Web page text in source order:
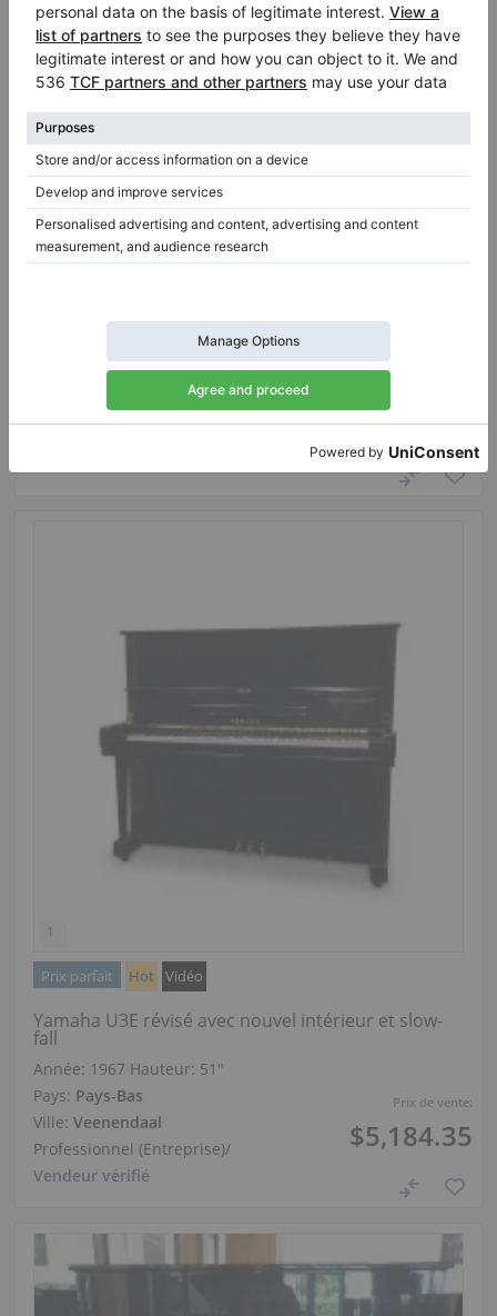
$5,184.35
Prix parfait Hot
mécanisme interne
Année: 1969 Hauteur:51″
Veenendaal
Prix de vente:
$5,184.35
Prix parfait Hot Vidéo
Yamaha U3E révisé avec nouvel intérieur et slow-
fall
Année: 1967 Hauteur: 51″
Pays: Pays-Bas
Ville: Veenendaal
Professionnel (Entreprise)/
Vendeur vérifié